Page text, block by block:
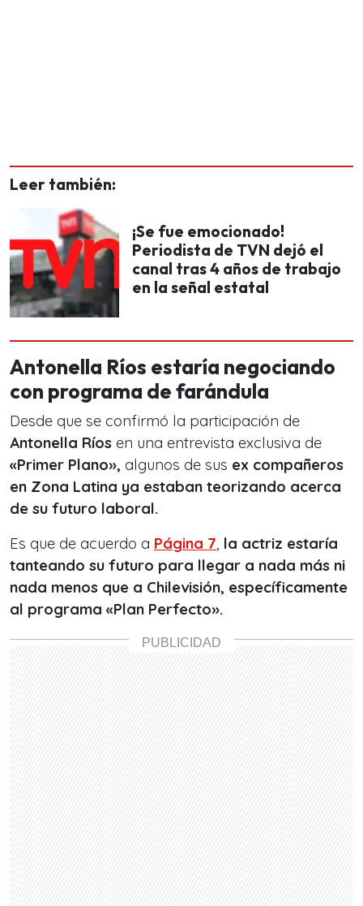
Leer también:
¡Se fue emocionado!
Periodista de TVN dejó el
canal tras 4 años de trabajo
en la señal estatal
Antonella Ríos estaría negociando
con programa de farándula
Desde que se confirmó la participación de
Antonella Ríos en una entrevista exclusiva de
«Primer Plano», algunos de sus ex compañeros
en Zona Latina ya estaban teorizando acerca
de su futuro laboral.
Es que de acuerdo a Página 7, la actriz estaría
tanteando su futuro para llegar a nada más ni
nada menos que a Chilevisión, específicamente
al programa «Plan Perfecto».